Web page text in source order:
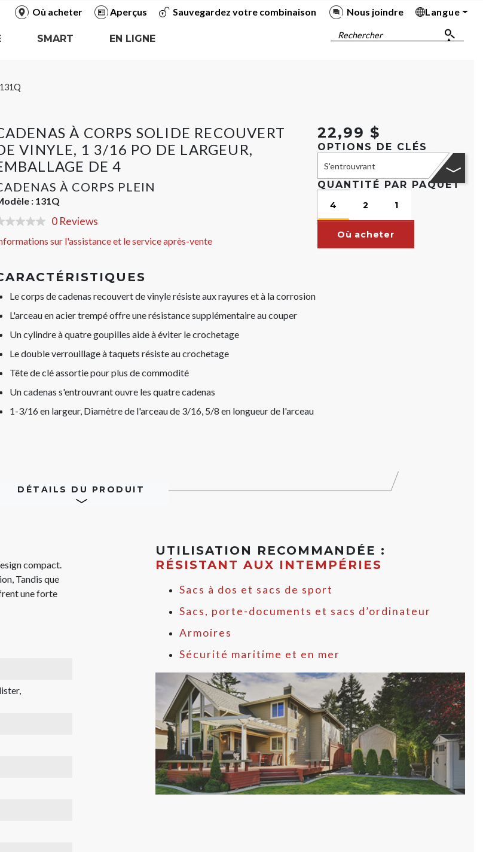
Où acheter Aperçus Sauvegardez votre combinaison Nous joindre
Langue
Rechercher
SMART
EN LIGNE
131Q
À CORPS SOLIDE RECOUVERT
VINYLE, 1 3/16 PO DE LARGEUR,
DE 4
À CORPS PLEIN
: 131Q
0 Reviews
sur l'assistance et le service après-vente
22,99 $
OPTIONS DE CLÉS
S'entrouvrant
QUANTITÉ PAR PAQUET
4 2 1
Où acheter
Le corps de cadenas recouvert de vinyle résiste aux rayures et à la corrosion
L'arceau en acier trempé offre une résistance supplémentaire au couper
Un cylindre à quatre goupilles aide à éviter le crochetage
Le double verrouillage à taquets résiste au crochetage
Tête de clé assortie pour plus de commodité
Un cadenas s'entrouvrant ouvre les quatre cadenas
1-3/16 en largeur, Diamètre de l'arceau de 3/16, 5/8 en longueur de l'arceau
DÉTAILS DU PRODUIT
compact.
Tandis que
une forte
UTILISATION RECOMMANDÉE :
RÉSISTANT AUX INTEMPÉRIES
Sacs à dos et sacs de sport
Sacs, porte-documents et sacs d’ordinateur
Armoires
Sécurité maritime et en mer